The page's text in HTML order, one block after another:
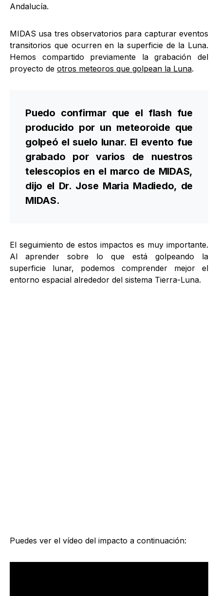
Andalucía.
MIDAS usa tres observatorios para capturar eventos
transitorios que ocurren en la superficie de la Luna.
Hemos compartido previamente la grabación del
proyecto de otros meteoros que golpean la Luna.
Puedo confirmar que el flash fue
producido por un meteoroide que
golpeó el suelo lunar. El evento fue
grabado por varios de nuestros
telescopios en el marco de MIDAS,
dijo el Dr. Jose Maria Madiedo, de
MIDAS.
El seguimiento de estos impactos es muy importante.
Al aprender sobre lo que está golpeando la
superficie lunar, podemos comprender mejor el
entorno espacial alrededor del sistema Tierra-Luna.
Puedes ver el vídeo del impacto a continuación: